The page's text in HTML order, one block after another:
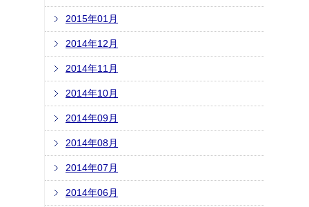
2015年01月
2014年12月
2014年11月
2014年10月
2014年09月
2014年08月
2014年07月
2014年06月